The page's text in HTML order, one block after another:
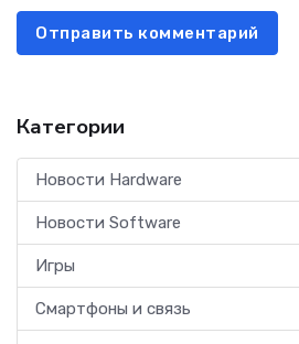
Отправить комментарий
Категории
Новости Hardware
Новости Software
Игры
Смартфоны и связь